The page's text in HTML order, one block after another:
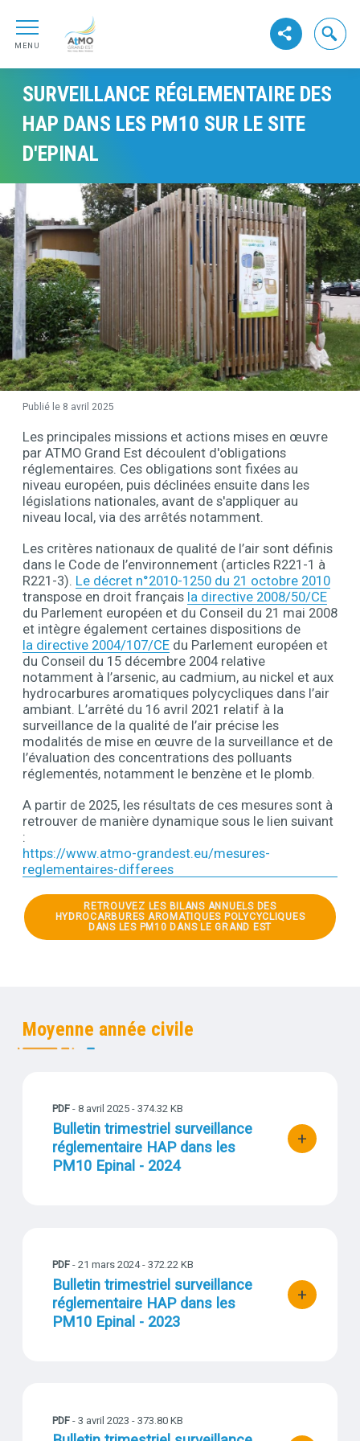
Aller au premier menu de navigation
Aller à la recherche
MENU
ATMO GrandEst
Voir les réseaux
Ouvrir
SURVEILLANCE RÉGLEMENTAIRE DES
HAP DANS LES PM10 SUR LE SITE
D'EPINAL
Visuel
Publié le 8 avril 2025
Description
Les principales missions et actions mises en œuvre
par ATMO Grand Est découlent d'obligations
réglementaires. Ces obligations sont fixées au
niveau européen, puis déclinées ensuite dans les
législations nationales, avant de s'appliquer au
niveau local, via des arrêtés notamment.
Les critères nationaux de qualité de l’air sont définis
dans le Code de l’environnement (articles R221-1 à
R221-3). Le décret n°2010-1250 du 21 octobre 2010
transpose en droit français la directive 2008/50/CE
du Parlement européen et du Conseil du 21 mai 2008
et intègre également certaines dispositions de
la directive 2004/107/CEdu Parlement européen et
du Conseil du 15 décembre 2004 relative
notamment à l’arsenic, au cadmium, au nickel et aux
hydrocarbures aromatiques polycycliques dans l’air
ambiant. L’arrêté du 16 avril 2021 relatif à la
surveillance de la qualité de l’air précise les
modalités de mise en œuvre de la surveillance et de
l’évaluation des concentrations des polluants
réglementés, notamment le benzène et le plomb.
A partir de 2025, les résultats de ces mesures sont à
retrouver de manière dynamique sous le lien suivant
:
https://www.atmo-grandest.eu/mesures-
reglementaires-differees
RETROUVEZ LES BILANS ANNUELS DES
HYDROCARBURES AROMATIQUES POLYCYCLIQUES
DANS LES PM10 DANS LE GRAND EST
Moyenne année civile
PDF- 8 avril 2025- 374.32 KB
Titre
Bulletin trimestriel surveillance
réglementaire HAP dans les
PM10 Epinal - 2024
+
bouton
PDF- 21 mars 2024- 372.22 KB
Titre
Bulletin trimestriel surveillance
réglementaire HAP dans les
PM10 Epinal - 2023
+
bouton
PDF- 3 avril 2023 - 373.80 KB